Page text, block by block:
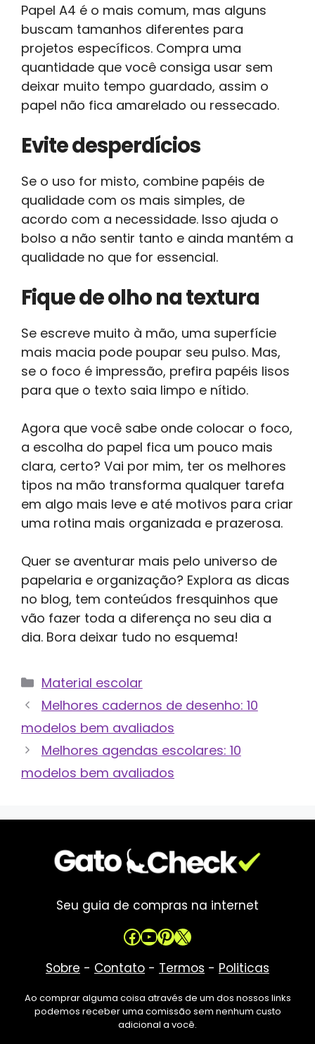
Papel A4 é o mais comum, mas alguns
buscam tamanhos diferentes para
projetos específicos. Compra uma
quantidade que você consiga usar sem
deixar muito tempo guardado, assim o
papel não fica amarelado ou ressecado.
Evite desperdícios
Se o uso for misto, combine papéis de
qualidade com os mais simples, de
acordo com a necessidade. Isso ajuda o
bolso a não sentir tanto e ainda mantém a
qualidade no que for essencial.
Fique de olho na textura
Se escreve muito à mão, uma superfície
mais macia pode poupar seu pulso. Mas,
se o foco é impressão, prefira papéis lisos
para que o texto saia limpo e nítido.
Agora que você sabe onde colocar o foco,
a escolha do papel fica um pouco mais
clara, certo? Vai por mim, ter os melhores
tipos na mão transforma qualquer tarefa
em algo mais leve e até motivos para criar
uma rotina mais organizada e prazerosa.
Quer se aventurar mais pelo universo de
papelaria e organização? Explora as dicas
no blog, tem conteúdos fresquinhos que
vão fazer toda a diferença no seu dia a
dia. Bora deixar tudo no esquema!
Categorias
Material escolar
Melhores cadernos de desenho: 10
modelos bem avaliados
Melhores agendas escolares: 10
modelos bem avaliados
Seu guia de compras na internet
Facebook
Youtube
Pinterest
X
Sobre - Contato - Termos - Politicas
Ao comprar alguma coisa através de um dos nossos links
podemos receber uma comissão sem nenhum custo
adicional a você.